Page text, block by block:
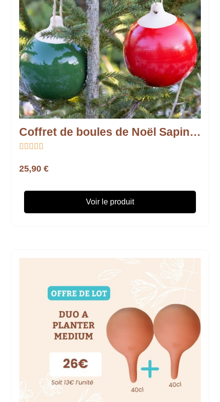
Coffret de boules de Noël Sapin traditionnel – Fabrication française
    
25,90 €
Voir le produit